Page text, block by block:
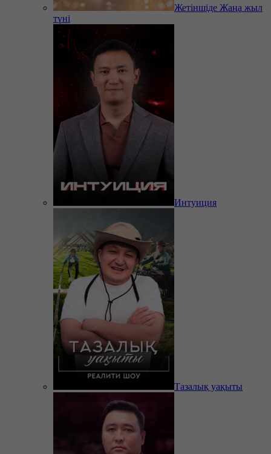
Жетіншіде Жаңа жыл
түні
Интуиция
Тазалық уақыты